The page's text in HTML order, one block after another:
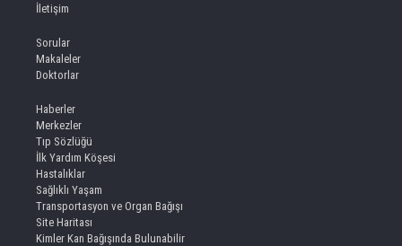
İletişim
Sorular
Makaleler
Doktorlar
Haberler
Merkezler
Tıp Sözlüğü
İlk Yardım Köşesi
Hastalıklar
Sağlıklı Yaşam
Transportasyon ve Organ Bağışı
Site Haritası
Kimler Kan Bağışında Bulunabilir